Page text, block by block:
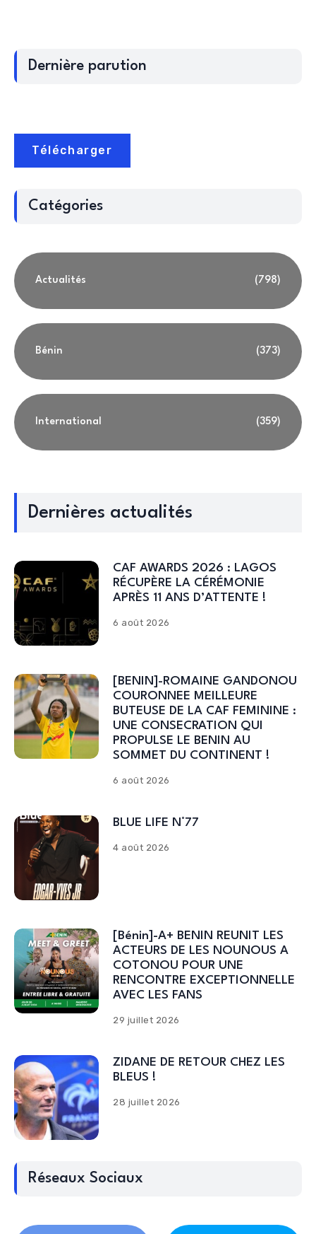
Dernière parution
Télécharger
Catégories
Actualités (798)
Bénin (373)
International (359)
Dernières actualités
CAF AWARDS 2026 : LAGOS
RÉCUPÈRE LA CÉRÉMONIE
APRÈS 11 ANS D’ATTENTE !
6 août 2026
[BENIN]-ROMAINE GANDONOU
COURONNEE MEILLEURE
BUTEUSE DE LA CAF FEMININE :
UNE CONSECRATION QUI
PROPULSE LE BENIN AU
SOMMET DU CONTINENT !
6 août 2026
BLUE LIFE N°77
4 août 2026
[Bénin]-A+ BENIN REUNIT LES
ACTEURS DE LES NOUNOUS A
COTONOU POUR UNE
RENCONTRE EXCEPTIONNELLE
AVEC LES FANS
29 juillet 2026
ZIDANE DE RETOUR CHEZ LES
BLEUS !
28 juillet 2026
Réseaux Sociaux